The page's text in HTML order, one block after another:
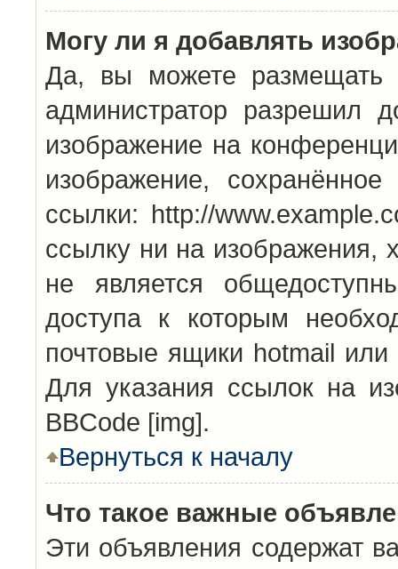
Могу ли я добавлять
Да, вы можете размещать
администратор разрешил
изображение на
изображение,
ссылки: http://
ссылку ни на
не является
доступа к которым
почтовые ящики hotmail
Для указания ссылок на
BBCode [img].
Вернуться к началу
Что такое важные
Эти объявления содержат